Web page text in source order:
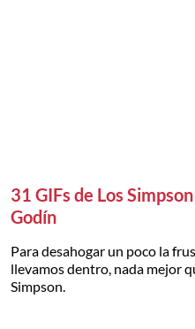
31 GIFs de Los
Godín
Para desahogar un poco la
llevamos dentro, nada mejor
Simpson.